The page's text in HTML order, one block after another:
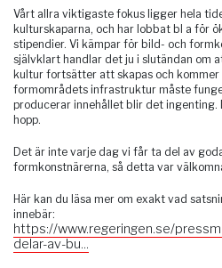
Vårt allra viktigaste fokus ligger hela
kulturskaparna, och har lobbat bl a för
stipendier. Vi kämpar för bild- och
självklart handlar det ju i slutändan om
kultur fortsätter att skapas och
formområdets infrastruktur måste
producerar innehållet blir det ingenting.
hopp.
Det är inte varje dag vi får ta del av
formkonstnärerna, så detta var
Här kan du läsa mer om exakt vad
innebär:
https://www.regeringen.se/
delar-av-bu...